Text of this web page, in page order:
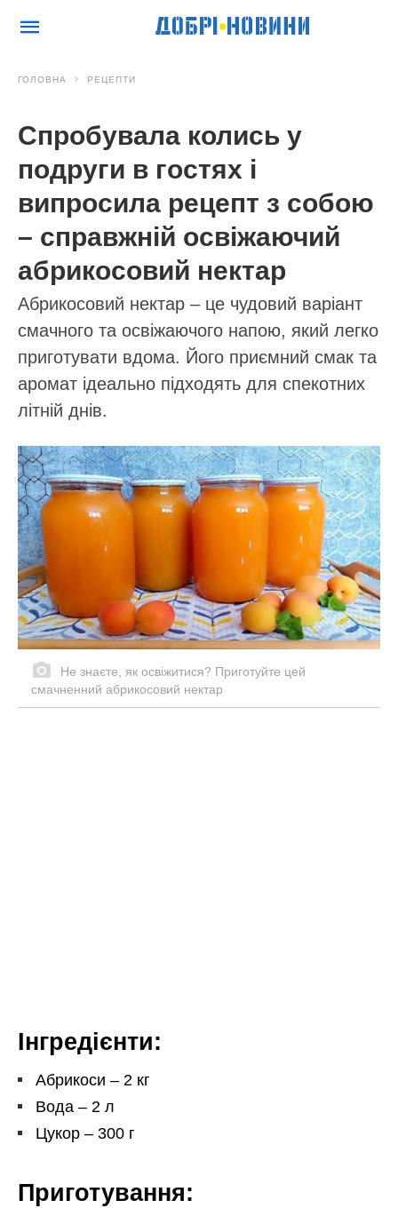
ГОЛОВНА РЕЦЕПТИ
Спробувала колись у
подруги в гостях і
випросила рецепт з собою
– справжній освіжаючий
абрикосовий нектар
Абрикосовий нектар – це чудовий варіант
смачного та освіжаючого напою, який легко
приготувати вдома. Його приємний смак та
аромат ідеально підходять для спекотних
літній днів.
Не знаєте, як освіжитися? Приготуйте цей
смачненний абрикосовий нектар
Інгредієнти:
Абрикоси – 2 кг
Вода – 2 л
Цукор – 300 г
Приготування: